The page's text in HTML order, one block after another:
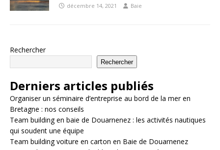
décembre 14, 2021 Baie
Rechercher
Rechercher
Derniers articles publiés
Organiser un séminaire d’entreprise au bord de la mer en
Bretagne : nos conseils
Team building en baie de Douarnenez : les activités nautiques
qui soudent une équipe
Team building voiture en carton en Baie de Douarnenez